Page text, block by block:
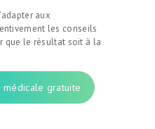
aux
les conseils
que le résultat soit à la
gratuite